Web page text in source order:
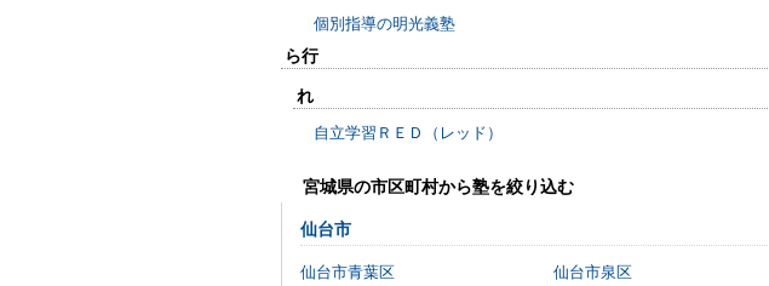
個別指導の明光義塾
ら行
れ
自立学習ＲＥＤ（レッド）
宮城県の市区町村から塾を絞り込む
仙台市
仙台市青葉区 仙台市泉区